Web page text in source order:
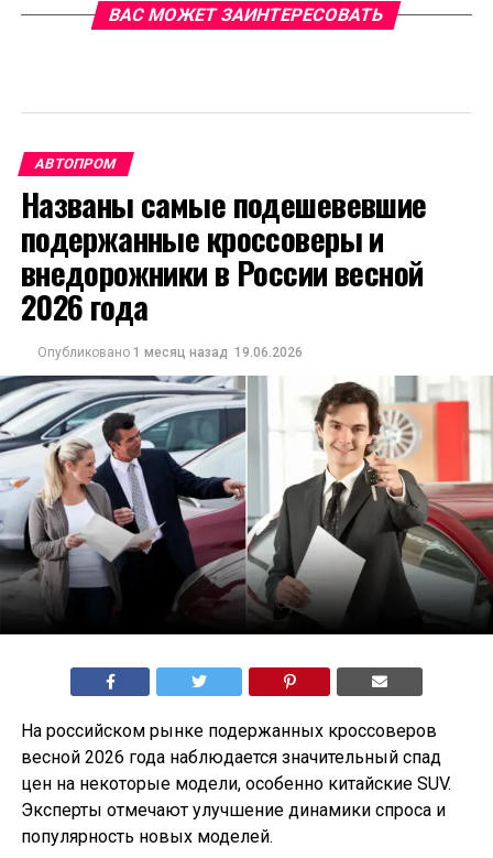
ВАС МОЖЕТ ЗАИНТЕРЕСОВАТЬ
АВТОПРОМ
Названы самые подешевевшие
подержанные кроссоверы и
внедорожники в России весной
2026 года
Опубликовано 1 месяц назад 19.06.2026
На российском рынке подержанных кроссоверов
весной 2026 года наблюдается значительный спад
цен на некоторые модели, особенно китайские SUV.
Эксперты отмечают улучшение динамики спроса и
популярность новых моделей.